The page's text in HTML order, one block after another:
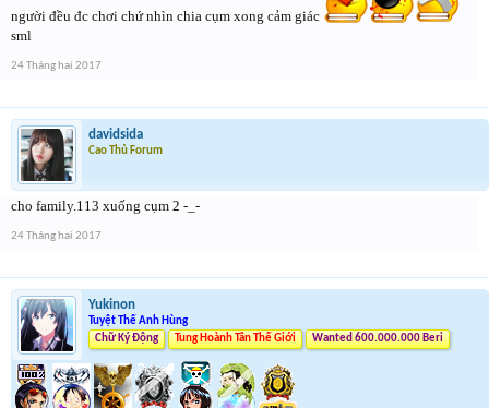
người đều đc chơi chứ nhìn chia cụm xong cảm giác
sml
24 Tháng hai 2017
davidsida
Cao Thủ Forum
cho family.113 xuống cụm 2 -_-
24 Tháng hai 2017
Yukinon
Tuyệt Thế Anh Hùng
Chữ Ký Động
Tung Hoành Tân Thế Giới Wanted 600.000.000 Beri